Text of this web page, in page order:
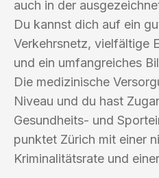
auch in der
Du kannst dich auf ein
Verkehrsnetz, vielfältige
und ein umfangreiches
Die medizinische
Niveau und du hast
Gesundheits- und
punktet Zürich mit einer
Kriminalitätsrate und